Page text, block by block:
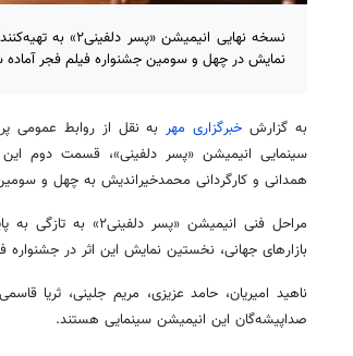
نسخه نهایی
نمایش در چهل و سومین جشنواره فیلم فجر
به گزارش خبرگزاری مهر
همدانی و کارگردانی محمدخیراندیش به چهل و
مراحل فنی انیمیشن
بازارهای جهانی، نخستین نمایش این اثر در جشنواره
ناهید امیریان، حامد عزیزی، مریم جلینی، ثریا
صداپیشه‌گان این انیمیشن سینمایی هستند.